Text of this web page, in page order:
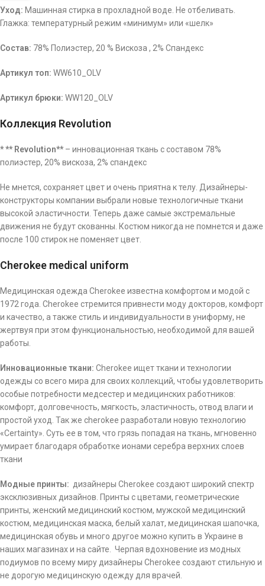
Уход: Машинная стирка в прохладной воде. Не отбеливать.
Глажка: температурный режим «минимум» или «шелк»
Состав: 78% Полиэстер, 20 % Вискоза , 2% Спандекс
Артикул топ: WW610_OLV
Артикул брюки: WW120_OLV
Коллекция Revolution
* ** Revolution**– инновационная ткань с составом 78%
полиэстер, 20% вискоза, 2% спандекс
Не мнется, сохраняет цвет и очень приятна к телу. Дизайнеры-
конструкторы компании выбрали новые технологичные ткани
высокой эластичности. Теперь даже самые экстремальные
движения не будут скованны. Костюм никогда не помнется и даже
после 100 стирок не поменяет цвет.
Cherokee medical uniform
Медицинская одежда Cherokee известна комфортом и модой с
1972 года. Cherokee стремится привнести моду докторов, комфорт
и качество, а также стиль и индивидуальности в униформу, не
жертвуя при этом функциональностью, необходимой для вашей
работы.
Инновационные ткани: Cherokee ищет ткани и технологии
одежды со всего мира для своих коллекций, чтобы удовлетворить
особые потребности медсестер и медицинских работников:
комфорт, долговечность, мягкость, эластичность, отвод влаги и
простой уход. Так же cherokee разработали новую технологию
«Certainty». Суть ее в том, что грязь попадая на ткань, мгновенно
умирает благодаря обработке ионами серебра верхних слоев
ткани
Модные принты: дизайнеры Cherokee создают широкий спектр
эксклюзивных дизайнов. Принты с цветами, геометрические
принты, женский медицинский костюм, мужской медицинский
костюм, медицинская маска, белый халат, медицинская шапочка,
медицинская обувь и много другое можно купить в Украине в
наших магазинах и на сайте. Черпая вдохновение из модных
подиумов по всему миру дизайнеры Cherokee создают стильную и
не дорогую медицинскую одежду для врачей.